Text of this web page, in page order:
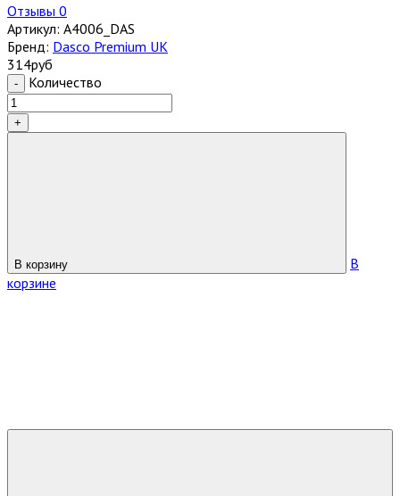
Отзывы 0
Артикул: А4006_DAS
Бренд: Dasco Premium UK
314руб
- Количество
+
В корзину
В
корзине